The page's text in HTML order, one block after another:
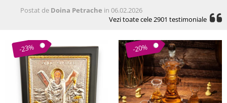
Postat de Doina Petrache in 06.02.2026
Vezi toate cele 2901 testimoniale
-23% -20%